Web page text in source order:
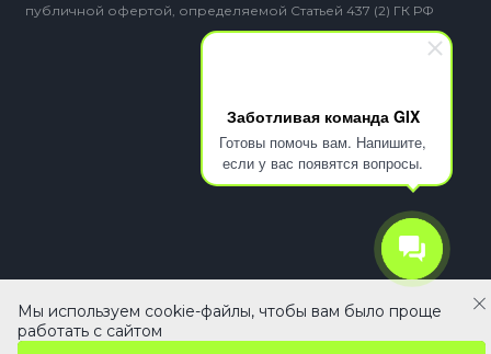
Заботливая команда GIX
Готовы помочь вам. Напишите,
если у вас появятся вопросы.
публичной офертой, определяемой Статьей 437 (2) ГК РФ
89 890 ₽ В корзину
Мы используем cookie-файлы, чтобы вам было проще
работать с сайтом